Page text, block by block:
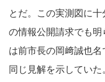
とだ。この実測図に
の情報公開請求でも
は前市長の岡﨑誠也
同じ見解を示してい